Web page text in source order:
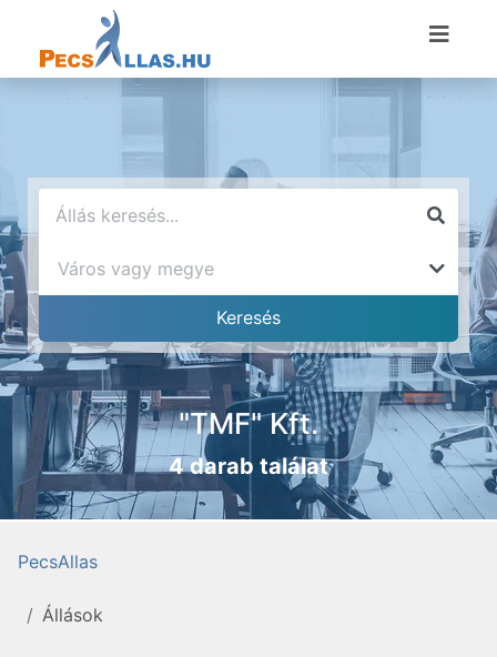
"TMF" Kft.
4 darab találat
PecsAllas
Állások